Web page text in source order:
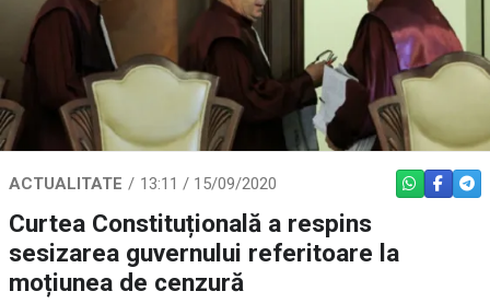
ACTUALITATE 13:11 / 15/09/2020 WHATSAPP
Curtea Constituțională a respins
sesizarea guvernului referitoare la
moțiunea de cenzură